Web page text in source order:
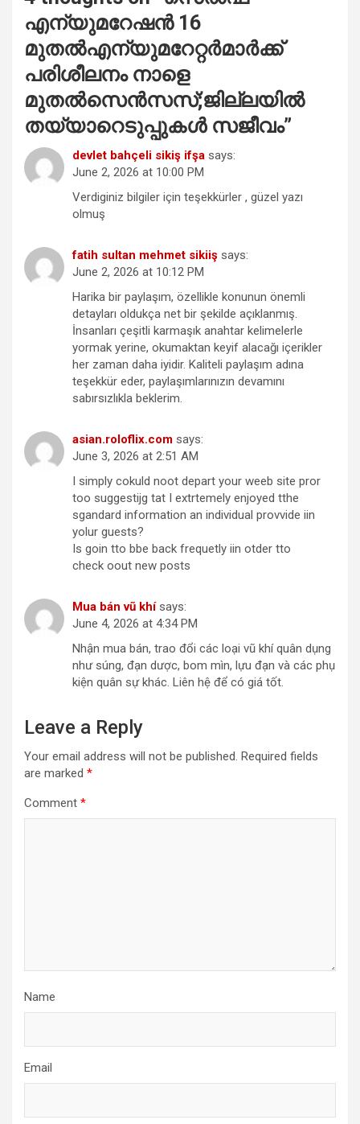
എന്യുമറേഷന്‍ 16
മുതല്‍എന്യുമറേറ്റര്‍മാര്‍ക്ക്
പരിശീലനം നാളെ
മുതല്‍സെന്‍സസ്;ജില്ലയില്‍
തയ്യാറെടുപ്പുകള്‍ സജീവം”
devlet bahçeli sikiş ifşa says:
June 2, 2026 at 10:00 PM
Verdiginiz bilgiler için teşekkürler , güzel yazı
olmuş
fatih sultan mehmet sikiiş says:
June 2, 2026 at 10:12 PM
Harika bir paylaşım, özellikle konunun önemli
detayları oldukça net bir şekilde açıklanmış.
İnsanları çeşitli karmaşık anahtar kelimelerle
yormak yerine, okumaktan keyif alacağı içerikler
her zaman daha iyidir. Kaliteli paylaşım adına
teşekkür eder, paylaşımlarınızın devamını
sabırsızlıkla beklerim.
asian.roloflix.com says:
June 3, 2026 at 2:51 AM
I simply cokuld noot depart your weeb site pror
too suggestijg tat I extrtemely enjoyed tthe
sgandard information an individual provvide iin
yolur guests?
Is goin tto bbe back frequetly iin otder tto
check oout new posts
Mua bán vũ khí says:
June 4, 2026 at 4:34 PM
Nhận mua bán, trao đổi các loại vũ khí quân dụng
như súng, đạn dược, bom mìn, lựu đạn và các phụ
kiện quân sự khác. Liên hệ để có giá tốt.
Leave a Reply
Your email address will not be published. Required fields
are marked *
Comment *
Name
Email